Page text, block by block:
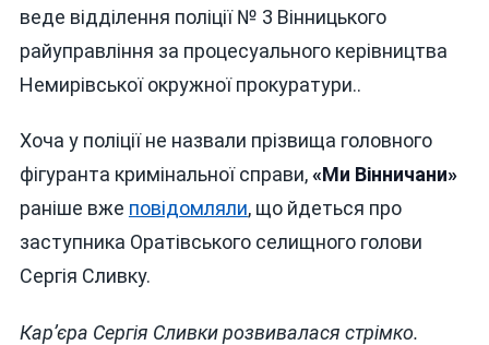
веде відділення поліції № 3 Вінницького
райуправління за процесуального керівництва
Немирівської окружної прокуратури..
Хоча у поліції не назвали прізвища головного
фігуранта кримінальної справи,«Ми Вінничани»
раніше вже повідомляли, що йдеться про
заступника Оратівського селищного голови
Сергія Сливку.
Кар’єра Сергія Сливки розвивалася стрімко.